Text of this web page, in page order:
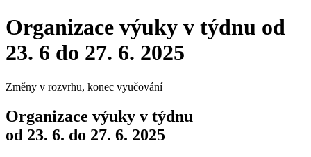
Organizace výuky v týdnu od
23. 6 do 27. 6. 2025
Změny v rozvrhu, konec vyučování
Organizace výuky v týdnu
od 23. 6. do 27. 6. 2025